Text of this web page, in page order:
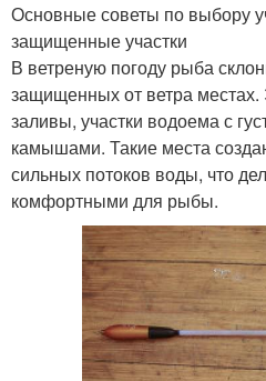
Основные советы по выбору
защищенные участки
В ветреную погоду рыба
защищенных от ветра местах.
заливы, участки водоема с
камышами. Такие места
сильных потоков воды, что
комфортными для рыбы.